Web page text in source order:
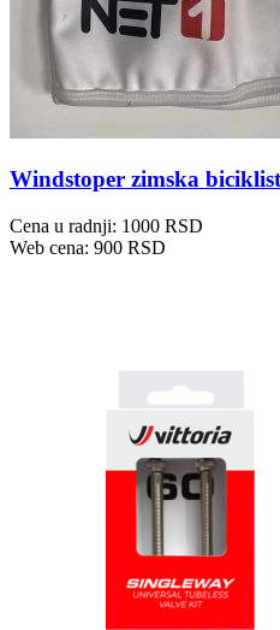
Windstoper zimska
Cena u radnji: 1000 RSD
Web cena: 900 RSD